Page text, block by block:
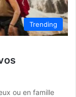
Trending
ou en famille